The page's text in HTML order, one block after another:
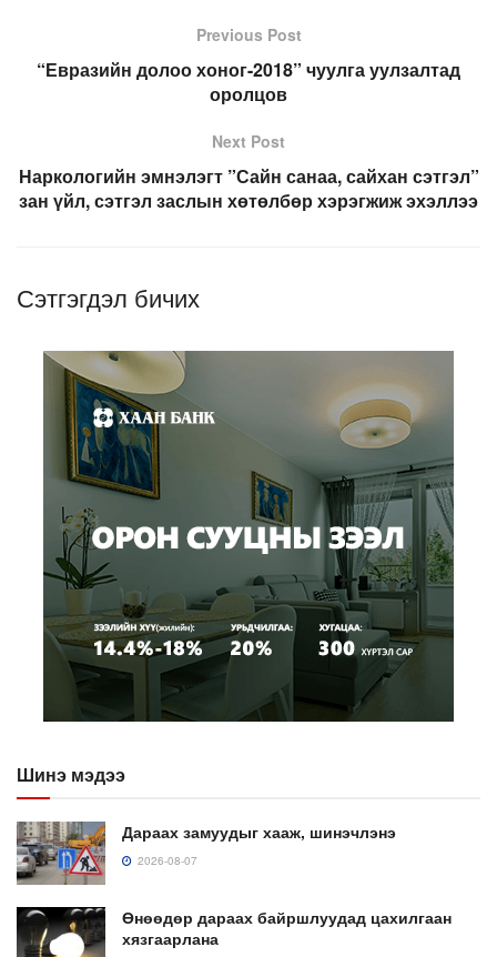
Previous Post
“Евразийн долоо хоног-2018” чуулга уулзалтад
оролцов
Next Post
Наркологийн эмнэлэгт ”Сайн санаа, сайхан сэтгэл”
зан үйл, сэтгэл заслын хөтөлбөр хэрэгжиж эхэллээ
Сэтгэгдэл бичих
Шинэ мэдээ
Дараах замуудыг хааж, шинэчлэнэ
2026-08-07
Өнөөдөр дараах байршлуудад цахилгаан
хязгаарлана